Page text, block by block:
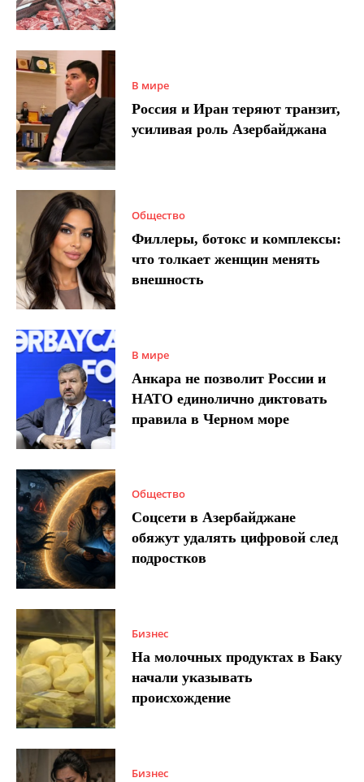
В мире
Россия и Иран теряют транзит,
усиливая роль Азербайджана
Общество
Филлеры, ботокс и комплексы:
что толкает женщин менять
внешность
В мире
Анкара не позволит России и
НАТО единолично диктовать
правила в Черном море
Общество
Соцсети в Азербайджане
обяжут удалять цифровой след
подростков
Бизнес
На молочных продуктах в Баку
начали указывать
происхождение
Бизнес